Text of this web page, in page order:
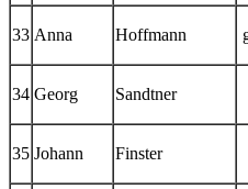
33 Anna Hoffmann
34 Georg Sandtner
35 Johann Finster